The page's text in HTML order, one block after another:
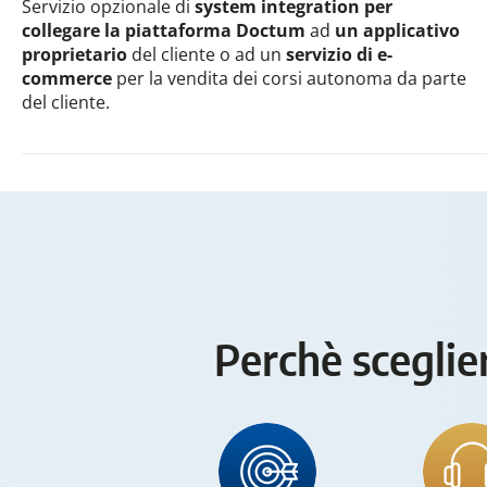
Servizio opzionale di system integration per
collegare la piattaforma Doctum ad un applicativo
proprietario del cliente o ad un servizio di e-
commerce per la vendita dei corsi autonoma da parte
del cliente.
Perchè